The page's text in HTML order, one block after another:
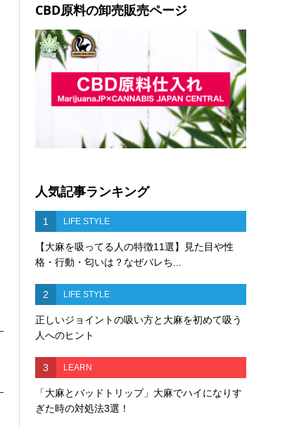
CBD原料の卸売販売ページ
人気記事ランキング
1 LIFE STYLE
【大麻を吸ってる人の特徴11選】見た目や性
格・行動・匂いは？なぜバレち...
2 LIFE STYLE
正しいジョイントの吸い方と大麻を初めて吸う
人へのヒント
3 LEARN
「大麻とバッドトリップ」大麻でハイになりす
ぎた時の対処法3選！